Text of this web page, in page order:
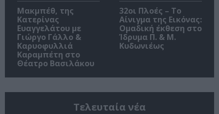
Μακμπέθ, της
Κατερίνας
Ευαγγελάτου με
Γιώργο Γάλλο &
Καρυοφυλλιά
Καραμπέτη στο
Θέατρο Βασιλάκου
32οι Πλοές – Το
Αίνιγμα της Εικόνας:
Ομαδική έκθεση στο
Ίδρυμα Π. & Μ.
Κυδωνιέως
Τελευταία νέα